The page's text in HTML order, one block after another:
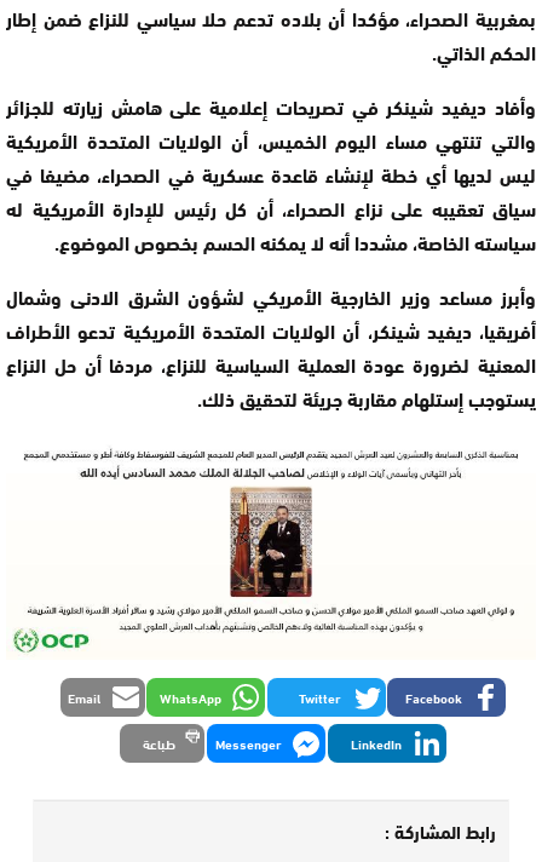
بمغربية الصحراء، مؤكدا أن بلاده تدعم حلا سياسي للنزاع ضمن إطار
الحكم الذاتي.
وأفاد ديفيد شينكر في تصريحات إعلامية على هامش زيارته للجزائر
والتي تنتهي مساء اليوم الخميس، أن الولايات المتحدة الأمريكية
ليس لديها أي خطة لإنشاء قاعدة عسكرية في الصحراء، مضيفا في
سياق تعقيبه على نزاع الصحراء، أن كل رئيس للإدارة الأمريكية له
سياسته الخاصة، مشددا أنه لا يمكنه الحسم بخصوص الموضوع.
وأبرز مساعد وزير الخارجية الأمريكي لشؤون الشرق الادنى وشمال
أفريقيا، ديفيد شينكر، أن الولايات المتحدة الأمريكية تدعو الأطراف
المعنية لضرورة عودة العملية السياسية للنزاع، مردفا أن حل النزاع
يستوجب إستلهام مقاربة جريئة لتحقيق ذلك.
Facebook
Twitter
WhatsApp
Email
LinkedIn
Messenger طباعة
رابط المشاركة :